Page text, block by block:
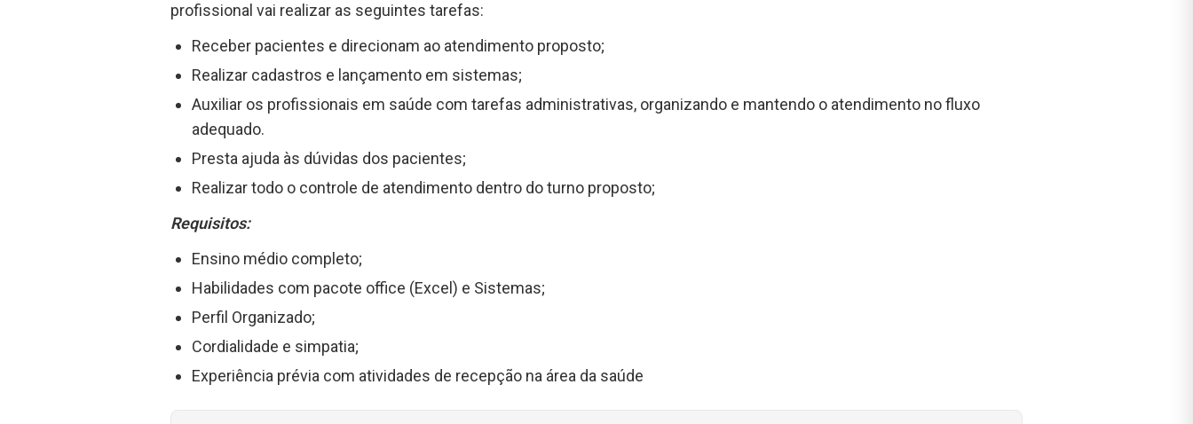
profissional vai realizar as seguintes tarefas:
Receber pacientes e direcionam ao atendimento proposto;
Realizar cadastros e lançamento em sistemas;
Auxiliar os profissionais em saúde com tarefas administrativas, organizando e mantendo o atendimento no fluxo
adequado.
Presta ajuda às dúvidas dos pacientes;
Realizar todo o controle de atendimento dentro do turno proposto;
Requisitos:
Ensino médio completo;
Habilidades com pacote office (Excel) e Sistemas;
Perfil Organizado;
Cordialidade e simpatia;
Experiência prévia com atividades de recepção na área da saúde